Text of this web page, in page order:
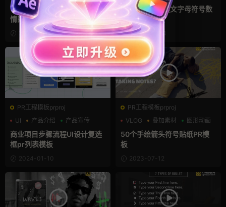
🔥粘土英文字母 数字 符号 表
情图标文本动画Ae模板
2024-03-13
文字特效
手写乱画涂鸦英文字母符号数
字动画Ae模板
2024-03-04
PR工程模板prproj
UI
产品介绍 产品宣传
商业项目步骤流程UI设计复选
框pr列表模板
2024-01-10
PR工程模板prproj
VLOG
叠加素材 图形动画
50个手绘箭头符号贴纸PR模
板
2023-07-12